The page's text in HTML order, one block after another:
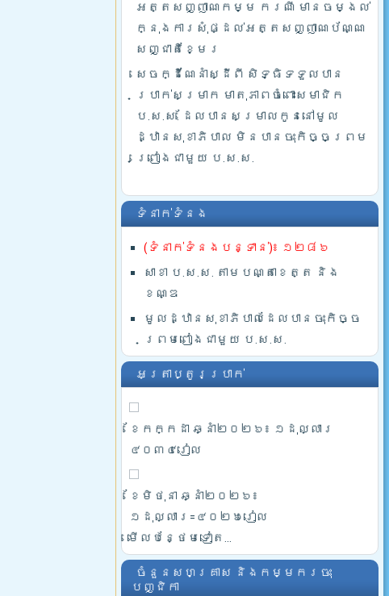
អត្តសញ្ញាណកម្ម ករណី មានចម្ងល់
ក្នុងការសុំផ្ដល់អត្តសញ្ញាណប័ណ្ណ
សញ្ជាតិខ្មែរ
សេចក្ដីណែនាំស្ដីពី សិទ្ធិទទួលបាន
ប្រាក់សម្រាក មាតុភាពចំពោះសមាជិក
ប.ស.ស. ដែលបានសម្រាលកូននៅមូល
ដ្ឋានសុខាភិបាល មិនបានចុះកិច្ចព្រម
ព្រៀងជាមួយ ប.ស.ស.
ទំនាក់ទំនង
(ទំនាក់ទំនងបន្ទាន់)៖ ១២៨៦
សាខា ប.ស.ស. តាមបណ្តាខេត្ត និង
ខណ្ឌ
មូលដ្ឋានសុខាភិបាលដែលបានចុះកិច្ច
ព្រមពៀងជាមួយ ប.ស.ស.
អត្រាប្តូរប្រាក់
ខែកក្កដា ឆ្នាំ២០២៦៖ ១ដុល្លារ
៤០៣៤រៀល
ខែមិថុនា ឆ្នាំ២០២៦៖
១ដុល្លារ=៤០២៦រៀល
មើលបន្ថែមទៀត...
ចំនួនសហគ្រាស និងកម្មករចុះ
បញ្ជិកា